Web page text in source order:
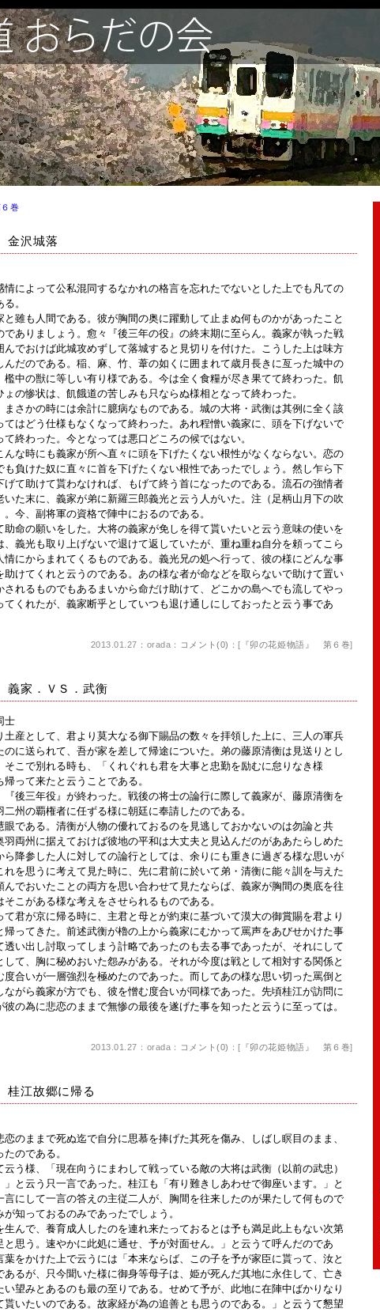
巻
沢城落
によって公私混同するなかれの格言を忘れたでないとした上でも凡ての
。
雖も人間である。彼が胸間の奥に躍動して止まぬ何ものかがあったこと
でありましょう。愈々『後三年の役』の終末期に至らん。義家が執った戦
でおけば此城攻めずして落城すると見切りを付けた。こうした上は味方
だのである。稲、麻、竹、葦の如くに囲まれて歳月長きに亙った城中の
中の獣に等しい有り様である。今は全く食糧が尽き果てて終わった。飢
の惨状は、飢餓道の苦しみも只ならぬ様相となって終わった。
さかの時には余計に臆病なものである。城の大将・武衡は其例に全く該
てはどう仕様もなくなって終わった。あれ程憎い義家に、頭を下げないで
終わった。今となっては悪口どころの候ではない。
な時にも義家が所へ直々に頭を下げたくない根性がなくならない。恋の
負けた奴に直々に首を下げたくない根性であったでしょう。然し乍ら下
て助けて貰わなければ、もげて終う首になったのである。流石の強情者
いた末に、義家が弟に新羅三郎義光と云う人がいた。注（足柄山月下の吹
今、副将軍の資格で陣中におるのである。
命の願いをした。大将の義家が免しを得て貰いたいと云う意味の使いを
義光も取り上げないで退けて返していたが、重ね重ね自分を頼ってこら
にからまれてくるものである。義光兄の処へ行って、彼の様にどんな事
助けてくれと云うのである。あの様な者が命などを取らないで助けて置い
れるものでもあるまいから命だけ助けて、どこかの島へでも流してやっ
てくれたが、義家断乎としていつも退け通しにしておったと云う事であ
2013.01.27：orada： コメント(0) ：[ 『卯の花姫物語』 第６巻]
家．ＶＳ．武衡
士
産として、君より莫大なる御下賜品の数々を拝領した上に、三人の軍兵
に送られて、吾が家を差して帰途についた。弟の藤原清衡は見送りとし
こで別れる時も、「くれぐれも君を大事と忠勤を励むに怠りなき様
って来たと云うことである。
後三年役』が終わった。戦後の将士の論行に際して義家が、藤原清衡を
州の覇権者に任ずる様に朝廷に奉請したのである。
である。清衡が人物の優れておるのを見逃しておかないのは勿論と共
羽両州に据えておけば彼地の平和は大丈夫と見込んだのがああたらしめた
降参した人に対しての論行としては、余りにも重きに過ぎる様な思いが
を思うに考えて見た時に、先に君前に於いて弟・清衡に能々訓を与えた
でおいたことの両方を思い合わせて見たならば、義家が胸間の奥底を往
こがある様な考えをさせられるものである。
君が京に帰る時に、主君と母とが約束に基づいて漠大の御賞賜を君より
ってきた。前述武衡が櫓の上から義家にむかって罵声をあびせかけた事
透い出し討取ってしまう計略であったのも去る事であったが、それにして
して、胸に秘めおいた怨みがある。それが今度は戦として相対する関係と
合いが一層強烈を極めたのであった。而してあの様な思い切った罵倒と
がら義家が方でも、彼を憎む度合いが同様であった。先頃桂江が訪問に
の為に悲恋のままで無惨の最後を遂げた事を知ったと云うに至っては。
2013.01.27：orada： コメント(0) ：[ 『卯の花姫物語』 第６巻]
江故郷に帰る
のままで死ぬ迄で自分に思慕を捧げた其死を傷み、しばし瞑目のまま、
のである。
う様、「現在向うにまわして戦っている敵の大将は武衡（以前の武忠）
と云う只一言であった。桂江も「有り難きしあわせで御座います。」と
にして一言の答えの主従二人が、胸間を往来したのが果たして何もので
知っておるのみであったでしょう。
んで、養育成人したのを連れ来たっておるとは予も満足此上もない次第
思う。速やかに此処に通せ、予が対面せん。」と云うて呼んだのであ
をかけた上で云うには「本来ならば、この子を予が家臣に貰って、汝と
るが、只今聞いた様に御身等母子は、姫が死んだ其地に永住して、亡き
望みとあるのも最の至りである。せめて予が、此地に在陣中ばかりなり
貰いたいのである。故家経が為の追善とも思うのである。」と云うて懇望